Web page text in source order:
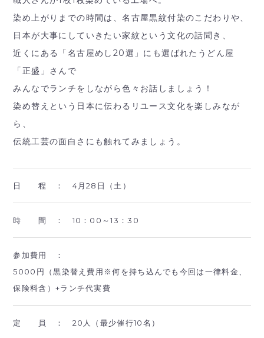
染め上がりまでの時間は、名古屋黒紋付染のこだわりや、
日本が大事にしていきたい家紋という文化の話聞き、
近くにある「名古屋めし20選」にも選ばれたうどん屋
「正盛」さんで
みんなでランチをしながら色々お話しましょう！
染め替えという日本に伝わるリユース文化を楽しみなが
ら、
伝統工芸の面白さにも触れてみましょう。
日 程 ： 4月28日（土）
時 間 ： 10：00～13：30
参加費用 ：
5000円（黒染替え費用※何を持ち込んでも今回は一律料金、
保険料含）+ランチ代実費
定 員 ： 20人（最少催行10名）